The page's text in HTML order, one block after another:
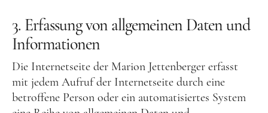
3. Erfassung von allgemeinen Daten und
Informationen
Die Internetseite der Marion Jettenberger erfasst
mit jedem Aufruf der Internetseite durch eine
betroffene Person oder ein automatisiertes System